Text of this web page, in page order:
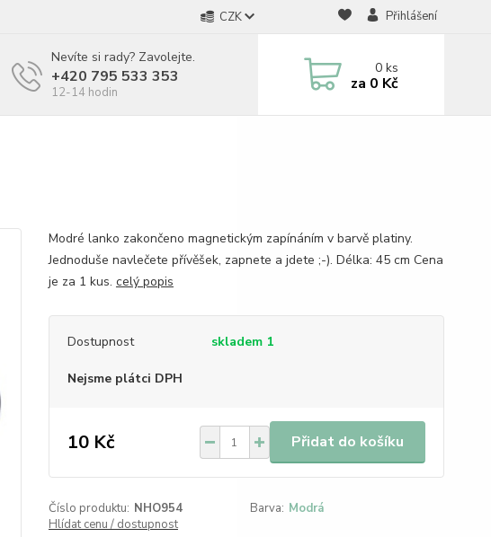
CZK Přihlášení
Nevíte si rady? Zavolejte.
+420 795 533 353
12-14 hodin
0ks
za 0 Kč
Modré lanko zakončeno magnetickým zapínáním v barvě platiny.
Jednoduše navlečete přívěšek, zapnete a jdete ;-). Délka: 45 cm Cena
je za 1 kus. celý popis
Dostupnost skladem 1
Nejsme plátci DPH
10 Kč Přidat do košíku
Číslo produktu: NHO954 Barva: Modrá
Hlídat cenu / dostupnost